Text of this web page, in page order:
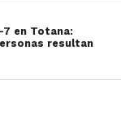
en Totana:
resultan